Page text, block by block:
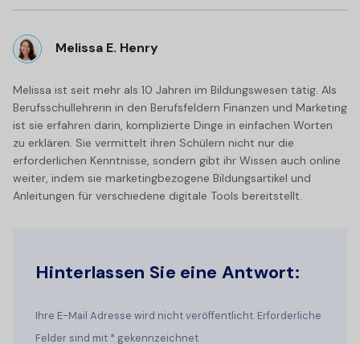
Melissa E. Henry
Melissa ist seit mehr als 10 Jahren im Bildungswesen tätig. Als
Berufsschullehrerin in den Berufsfeldern Finanzen und Marketing
ist sie erfahren darin, komplizierte Dinge in einfachen Worten
zu erklären. Sie vermittelt ihren Schülern nicht nur die
erforderlichen Kenntnisse, sondern gibt ihr Wissen auch online
weiter, indem sie marketingbezogene Bildungsartikel und
Anleitungen für verschiedene digitale Tools bereitstellt.
Hinterlassen Sie eine Antwort:
Ihre E-Mail Adresse wird nicht veröffentlicht. Erforderliche
Felder sind mit * gekennzeichnet